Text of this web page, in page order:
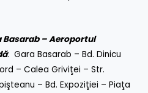
Basarab – Aeroportul
: Gara Basarab – Bd. Dinicu
– Calea Griviţei – Str.
– Bd. Expoziţiei – Piaţa